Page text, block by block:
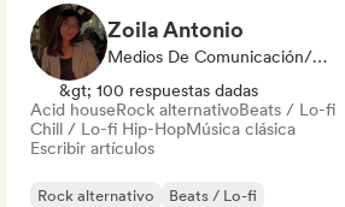
Zoila Antonio
Medios De Comunicación/Periodista
&gt; 100 respuestas dadas
Acid houseRock alternativoBeats / Lo-fi
Chill / Lo-fi Hip-HopMúsica clásica
Escribir artículos
Rock alternativo
Beats / Lo-fi